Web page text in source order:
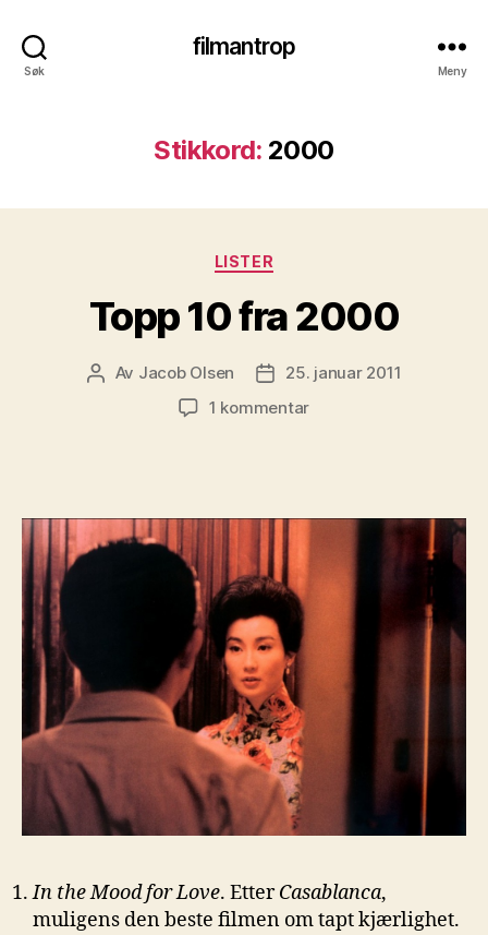
Søk
filmantrop
Meny
Stikkord: 2000
Kategorier
LISTER
Topp 10 fra 2000
Innleggsforfatter
Av Jacob Olsen Publiseringsdato
25. januar 2011
1 kommentartil
In the Mood for Love. EtterCasablanca,
muligens den beste filmen om tapt kjærlighet.